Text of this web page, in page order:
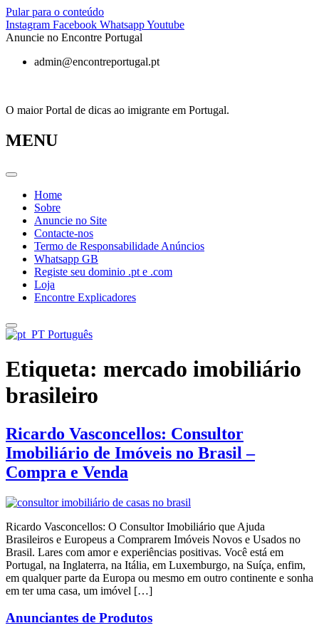
Pular para o conteúdo
Instagram Facebook WhatsappYoutube
Anuncie no Encontre Portugal
admin@encontreportugal.pt
O maior Portal de dicas ao imigrante em Portugal.
MENU
Home
Sobre
Anuncie no Site
Contacte-nos
Termo de Responsabilidade Anúncios
Whatsapp GB
Registe seu dominio .pt e .com
Loja
Encontre Explicadores
Português
Etiqueta: mercado imobiliário
brasileiro
Ricardo Vasconcellos: Consultor
Imobiliário de Imóveis no Brasil –
Compra e Venda
Ricardo Vasconcellos: O Consultor Imobiliário que Ajuda
Brasileiros e Europeus a Comprarem Imóveis Novos e Usados no
Brasil. Lares com amor e experiências positivas. Você está em
Portugal, na Inglaterra, na Itália, em Luxemburgo, na Suíça, enfim,
em qualquer parte da Europa ou mesmo em outro continente e sonha
em ter uma casa, um imóvel […]
Anunciantes de Produtos